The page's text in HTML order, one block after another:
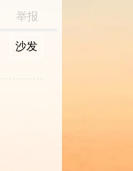
举报
沙发